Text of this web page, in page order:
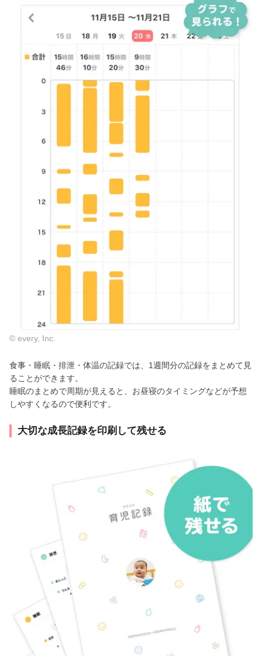
© every, Inc.
食事・睡眠・排泄・体温の記録では、1週間分の記録をまとめて見
ることができます。
睡眠のまとめで周期が見えると、お昼寝のタイミングなどが予想
しやすくなるので便利です。
大切な成長記録を印刷して残せる